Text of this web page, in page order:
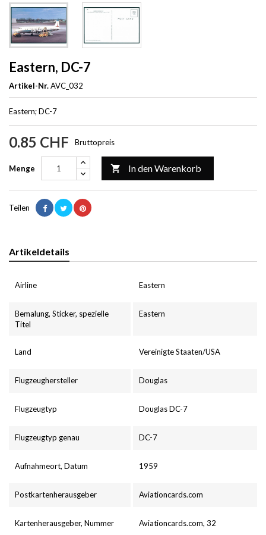
Eastern, DC-7
Artikel-Nr.AVC_032
Eastern; DC-7
0.85 CHF Bruttopreis
Menge  In den Warenkorb
Teilen
Artikeldetails
Airline Eastern
Bemalung, Sticker, spezielle
Titel
Eastern
Land Vereinigte Staaten/USA
Flugzeughersteller Douglas
Flugzeugtyp Douglas DC-7
Flugzeugtyp genau DC-7
Aufnahmeort, Datum 1959
Postkartenherausgeber Aviationcards.com
Kartenherausgeber, Nummer Aviationcards.com, 32